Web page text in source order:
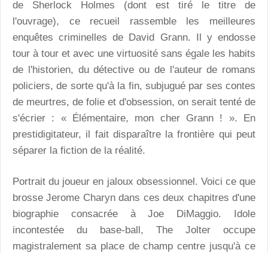
de Sherlock Holmes (dont est tiré le titre de
l'ouvrage), ce recueil rassemble les meilleures
enquêtes criminelles de David Grann. Il y endosse
tour à tour et avec une virtuosité sans égale les habits
de l'historien, du détective ou de l'auteur de romans
policiers, de sorte qu'à la fin, subjugué par ses contes
de meurtres, de folie et d'obsession, on serait tenté de
s'écrier : « Élémentaire, mon cher Grann ! ». En
prestidigitateur, il fait disparaître la frontière qui peut
séparer la fiction de la réalité.
Portrait du joueur en jaloux obsessionnel. Voici ce que
brosse Jerome Charyn dans ces deux chapitres d'une
biographie consacrée à Joe DiMaggio. Idole
incontestée du base-ball, The Jolter occupe
magistralement sa place de champ centre jusqu'à ce